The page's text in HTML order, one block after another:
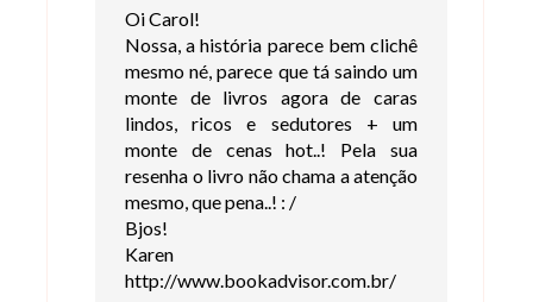
Oi Carol!
Nossa, a história parece bem clichê
mesmo né, parece que tá saindo um
monte de livros agora de caras
lindos, ricos e sedutores + um
monte de cenas hot..! Pela sua
resenha o livro não chama a atenção
mesmo, que pena..! : /
Bjos!
Karen
http://www.bookadvisor.com.br/